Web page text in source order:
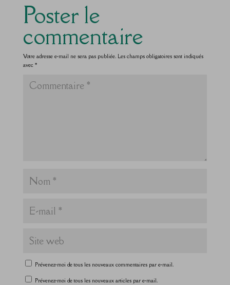
Poster le
commentaire
Votre adresse e-mail ne sera pas publiée. Les champs obligatoires sont indiqués
avec *
Prévenez-moi de tous les nouveaux commentaires par e-mail.
Prévenez-moi de tous les nouveaux articles par e-mail.